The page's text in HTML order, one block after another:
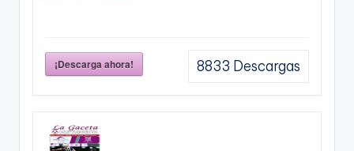
¡Descarga ahora! 8833 Descargas